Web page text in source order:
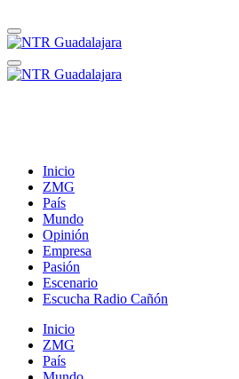
Inicio
ZMG
País
Mundo
Opinión
Empresa
Pasión
Escenario
Escucha Radio Cañón
Inicio
ZMG
País